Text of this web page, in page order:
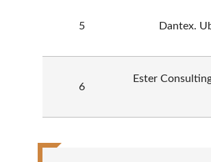
5 Dantex.
6
Ester